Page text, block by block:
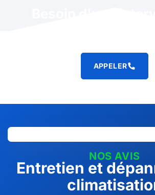
APPELER
NOS AVIS
Entretien et